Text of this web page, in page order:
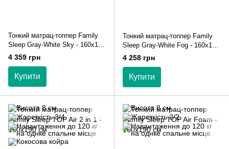
Тонкий матрац-топпер Family
Sleep Gray-White Sky - 160х190
см
4 359 грн
Купити
Тонкий матрац-топпер Family
Sleep Gray-White Fog - 160х190
см
4 258 грн
Купити